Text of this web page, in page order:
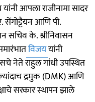
यांनी आपला राजीनामा सादर
सेंगोट्टैयन आणि पी.
सचिव के. श्रीनिवासन
विजययांनी
नेते राहुल गांधी उपस्थित
द्रमुक (DMK) आणि
सरकार स्थापन झाले